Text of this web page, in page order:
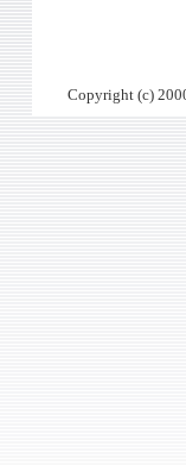
Copyright (c)